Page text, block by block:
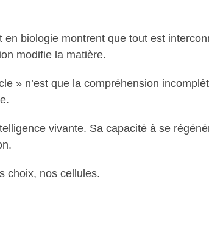
biologie montrent que tout est
modifie la matière.
» n’est que la compréhension
vivante. Sa capacité à se
choix, nos cellules.